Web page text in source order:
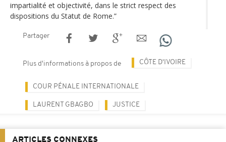
impartialité et objectivité, dans le strict respect des
dispositions du Statut de Rome.”
Partager
Plus d'informations à propos de CÔTE D'IVOIRE
COUR PÉNALE INTERNATIONALE
LAURENT GBAGBO JUSTICE
ARTICLES CONNEXES